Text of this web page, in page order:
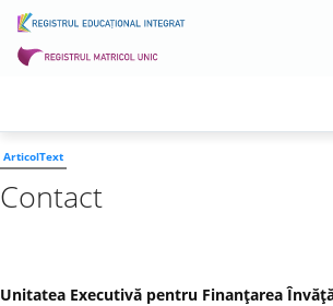
ArticolText
Contact
Unitatea Executivă pentru Finanţarea